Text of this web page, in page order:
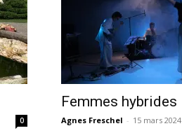
0
Femmes hybrides
Agnes Freschel - 15 mars 2024